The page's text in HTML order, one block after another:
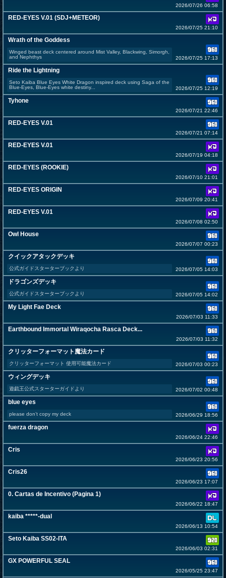
2026/07/26 06:58
RED-EYES V.01 (SDJ+METEOR)
2026/07/25 21:10
Wrath of the Goddess
Winged beast deck centered around Mist Valley, Blackwing, Simorgh,
and Nephthys
2026/07/25 17:13
Ride the Lightning
Seto Kaiba Blue Eyes White Dragon inspired deck using Saga of the
Blue-Eyes, Blue-Eyes white destiny...
2026/07/25 12:19
Tyhone
2026/07/21 22:46
RED-EYES V.01
2026/07/21 07:14
RED-EYES V.01
2026/07/19 04:18
RED-EYES (ROOKIE)
2026/07/10 21:01
RED-EYES ORIGIN
2026/07/09 20:41
RED-EYES V.01
2026/07/08 02:50
Owl House
2026/07/07 00:23
クイックアタックデッキ
公式ガイドスターターブックより 2026/07/05 14:03
ドラゴンズデッキ
公式ガイドスターターブックより 2026/07/05 14:02
My Light Fae Deck
2026/07/03 11:33
Earthbound Immortal Wiraqocha Rasca Deck...
2026/07/03 11:32
クリッターフォーマット魔法カード
クリッターフォーマット 使用可能魔法カード 2026/07/03 00:23
ウィングデッキ
遊戯王公式スターターガイドより 2026/07/02 00:48
blue eyes
please don’t copy my deck 2026/06/29 18:56
fuerza dragon
2026/06/24 22:46
Cris
2026/06/23 20:56
Cris26
2026/06/23 17:07
0. Cartas de Incentivo (Pagina 1)
2026/06/22 18:47
kaiba *****-dual
2026/06/13 10:54
Seto Kaiba SS02-ITA
2026/06/03 02:31
GX POWERFUL SEAL
2026/05/25 23:47